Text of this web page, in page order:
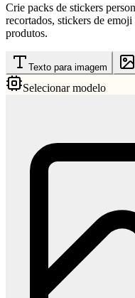
Crie packs de stickers
recortados, stickers de
produtos.
Texto para imagem
Selecionar modelo